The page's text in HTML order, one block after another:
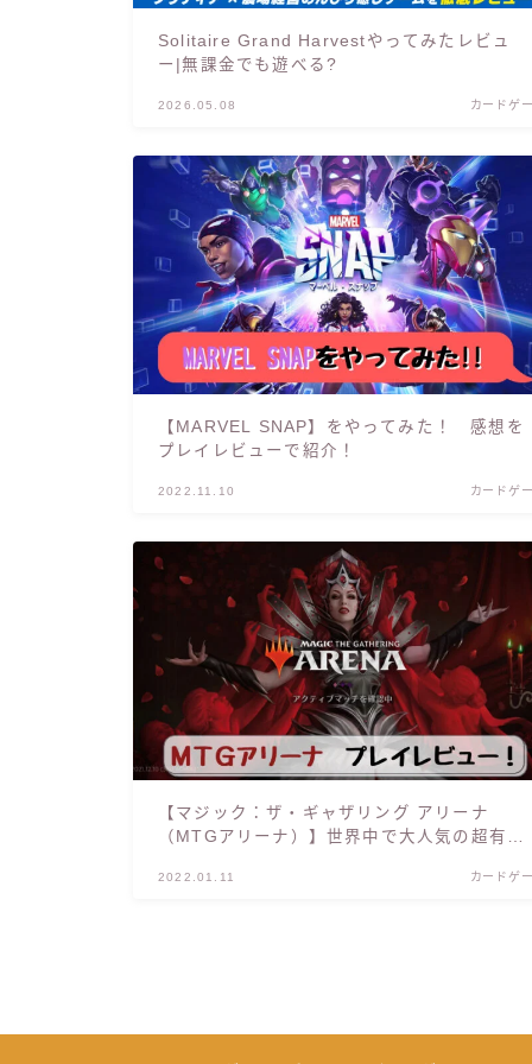
Solitaire Grand Harvestやってみたレビュ
ー|無課金でも遊べる?
2026.05.08 カードゲ
【MARVEL SNAP】をやってみた！ 感想を
プレイレビューで紹介！
2022.11.10 カードゲ
【マジック：ザ・ギャザリング アリーナ
（MTGアリーナ）】世界中で大人気の超有名
2022.01.11 カードゲ